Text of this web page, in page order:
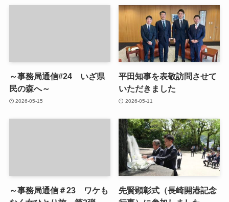
～事務局通信#24 いざ県
民の森へ～
2026-05-15
平田知事を表敬訪問させて
いただきました
2026-05-11
～事務局通信＃23 ワケも
先賢顕彰式（長崎開港記念